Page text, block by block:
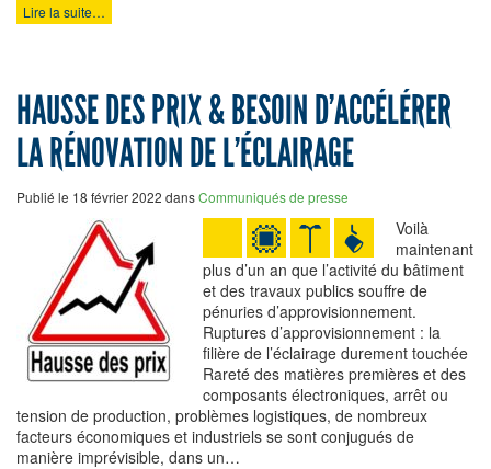
Lire la suite…
HAUSSE DES PRIX & BESOIN D’ACCÉLÉRER
LA RÉNOVATION DE L’ÉCLAIRAGE
Publié le 18 février 2022 dansCommuniqués de presse
Voilà
maintenant
plus d’un an que l’activité du bâtiment
et des travaux publics souffre de
pénuries d’approvisionnement.
Ruptures d’approvisionnement : la
filière de l’éclairage durement touchée
Rareté des matières premières et des
composants électroniques, arrêt ou
tension de production, problèmes logistiques, de nombreux
facteurs économiques et industriels se sont conjugués de
manière imprévisible, dans un…